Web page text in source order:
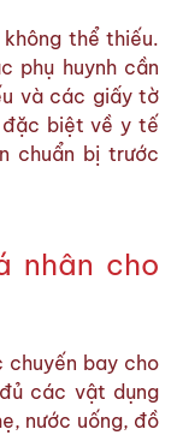
thể thiếu.
phụ huynh cần
và các giấy tờ
đặc biệt về y tế
chuẩn bị trước
nhân cho
chuyến bay cho
các vật dụng
nước uống, đồ